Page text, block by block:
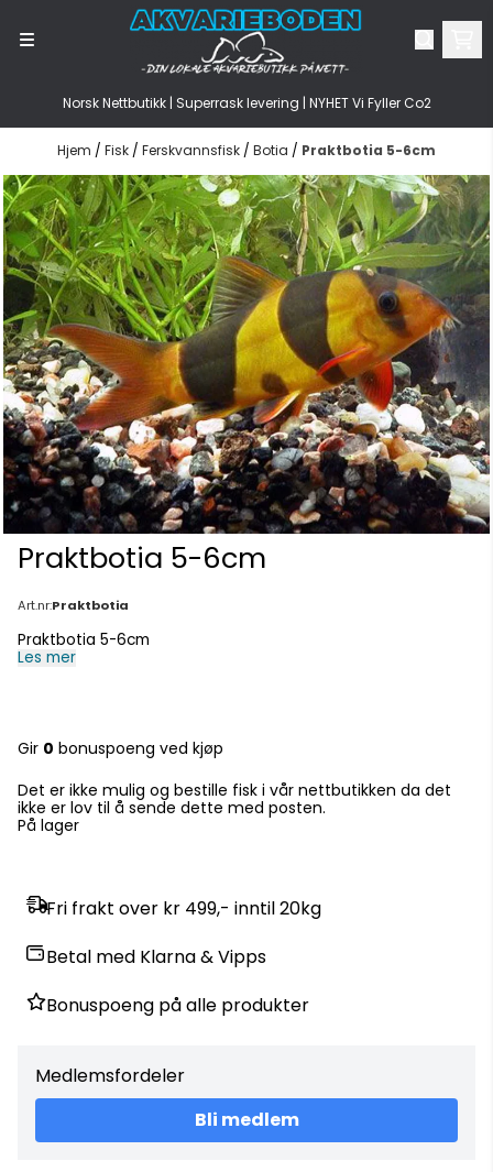
Hopp til innhold
Norsk Nettbutikk | Superrask levering | NYHET Vi Fyller Co2
Hjem / Fisk / Ferskvannsfisk / Botia / Praktbotia 5-6cm
Praktbotia 5-6cm
Art.nr:Praktbotia
Praktbotia 5-6cm
Les mer
Gir 0 bonuspoeng ved kjøp
Det er ikke mulig og bestille fisk i vår nettbutikken da det
ikke er lov til å sende dette med posten.
På lager
Fri frakt over kr 499,- inntil 20kg
Betal med Klarna & Vipps
Bonuspoeng på alle produkter
Medlemsfordeler
Bli medlem